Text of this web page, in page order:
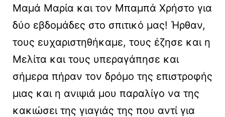
Μαμά Μαρία και τον Μπαμπά Χρήστο για
δύο εβδομάδες στο σπιτικό μας! Ήρθαν,
τους ευχαριστηθήκαμε, τους έζησε και η
Μελίτα και τους υπεραγάπησε και
σήμερα πήραν τον δρόμο της επιστροφής
μιας και η ανιψιά μου παραλίγο να της
κακιώσει της γιαγιάς της που αντί για